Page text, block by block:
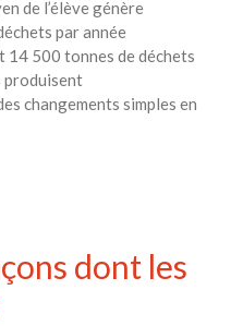
de l’élève génère
par année
500 tonnes de déchets
produisent
changements simples en
dont les